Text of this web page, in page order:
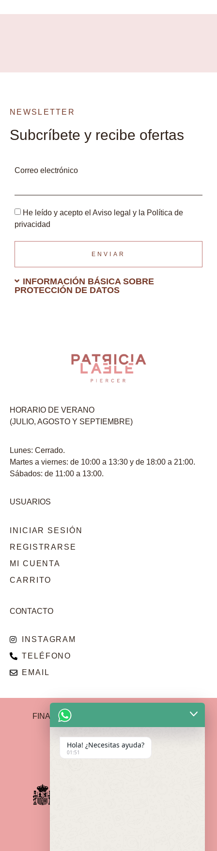
NEWSLETTER
Subcríbete y recibe ofertas
Correo electrónico
He leído y acepto el Aviso legal y la Política de
privacidad
ENVIAR
INFORMACIÓN BÁSICA SOBRE
PROTECCIÓN DE DATOS
HORARIO DE VERANO
(JULIO, AGOSTO Y SEPTIEMBRE)
Lunes: Cerrado.
Martes a viernes: de 10:00 a 13:30 y de 18:00 a 21:00.
Sábados: de 11:00 a 13:00.
USUARIOS
INICIAR SESIÓN
REGISTRARSE
MI CUENTA
CARRITO
CONTACTO
INSTAGRAM
TELÉFONO
EMAIL
FINANCIADO POR LA UNIÓN EUROPEA –
NEXTGENERATIONEU
Hola! ¿Necesitas ayuda?
01:51